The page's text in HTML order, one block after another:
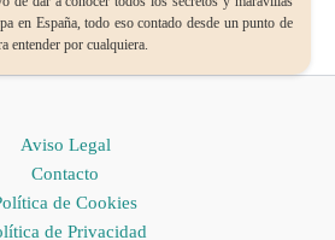
en España, todo eso contado desde un punto de
entender por cualquiera.
Aviso Legal
Contacto
de Cookies
de Privacidad